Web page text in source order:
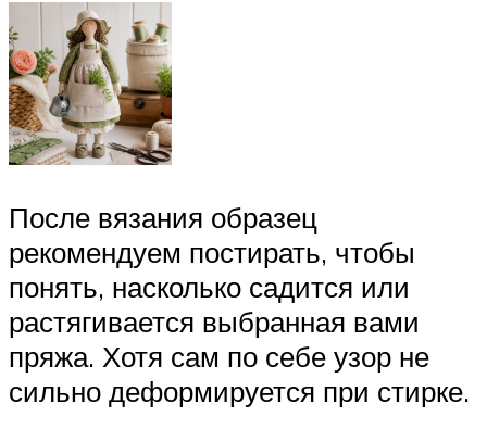
После вязания образец
рекомендуем постирать, чтобы
понять, насколько садится или
растягивается выбранная вами
пряжа. Хотя сам по себе узор не
сильно деформируется при стирке.